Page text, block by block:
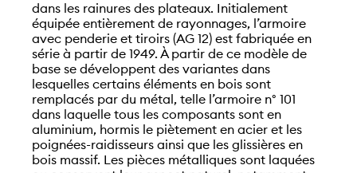
dans les rainures des plateaux. Initialement
équipée entièrement de rayonnages, l’armoire
avec penderie et tiroirs (AG 12) est fabriquée en
série à partir de 1949. À partir de ce modèle de
base se développent des variantes dans
lesquelles certains éléments en bois sont
remplacés par du métal, telle l’armoire n° 101
dans laquelle tous les composants sont en
aluminium, hormis le piètement en acier et les
poignées-raidisseurs ainsi que les glissières en
bois massif. Les pièces métalliques sont laquées